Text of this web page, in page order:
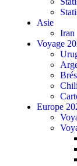
Asie
Iran
Voyage
Europe